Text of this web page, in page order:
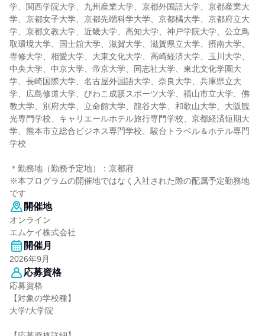
学、関西学院大学、九州産業大学、京都外国語大学、京都産業大
学、京都女子大学、京都先端科学大学、京都橘大学、京都府立大
学、京都文教大学、近畿大学、高知大学、神戸学院大学、公立鳥
取環境大学、国士舘大学、滋賀大学、滋賀県立大学、摂南大学、
専修大学、相愛大学、大東文化大学、高崎経済大学、玉川大学、
中央大学、中京大学、帝京大学、同志社大学、東北文化学園大
学、長崎国際大学、名古屋外国語大学、奈良大学、兵庫県立大
学、広島修道大学、びわこ成蹊スポーツ大学、福山市立大学、佛
教大学、別府大学、立命館大学、龍谷大学、和歌山大学、大阪観
光専門学校、キャリエールホテル旅行専門学校、京都経済短期大
学、熊本市立総合ビジネス専門学校、駿台トラベル＆ホテル専門
学校
＊勤務地（勤務予定地）：京都府
※本プログラムの開催地ではなく入社された際の配属予定勤務地
です
開催地
オンライン
エムケイ株式会社
開催月
2026年9月
応募資格
応募資格
【対象の学校種】
大学/大学院